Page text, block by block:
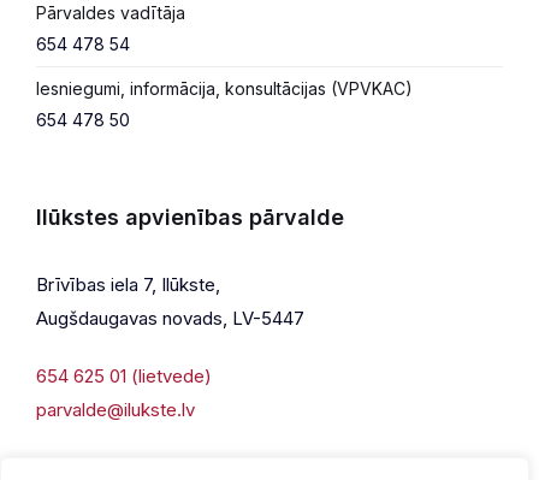
Pārvaldes vadītāja
654 478 54
Iesniegumi, informācija, konsultācijas (VPVKAC)
654 478 50
Ilūkstes apvienības pārvalde
Brīvības iela 7, Ilūkste,
Augšdaugavas novads, LV-5447
654 625 01 (lietvede)
parvalde@ilukste.lv